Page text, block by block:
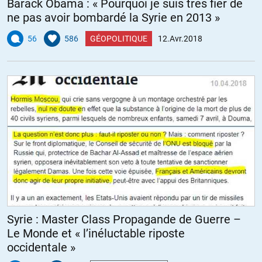
Une belle récompense déjà est le succès de son blog. Mais au-delà
de ce succès, je pense que la qualité d’une grande partie des
commentaires et des interactions sur ce site qu’il a crée peut être
source d’une plus grande fierté encore pour Olivier.
qu’on est pas tout seul à lire le monde d’une certaine façon. Il est
aussi (et surtout) d’utilité publique de par la qualité et la
« neutralité » de ses articles.
Mais je continue à espérer qu’un jour ce site contribuera à chercher
des solution plutôt que d’entretenir l’espoir. Mais c’est beaucoup
plus facile à dire qu’à faire, j’en suis conscient.
+15 ALERTER
BA//13.04.2018 à 09h22
Entre 2002 et 2004, à l’ENA, dans la même promotion qu’Emmanuel
Barack Obama : « Pourquoi je suis très fier de
ne pas avoir bombardé la Syrie en 2013 »
56 586 GÉOPOLITIQUE 12.Avr.2018
Syrie : Master Class Propagande de Guerre –
Le Monde et « l’inéluctable riposte
occidentale »